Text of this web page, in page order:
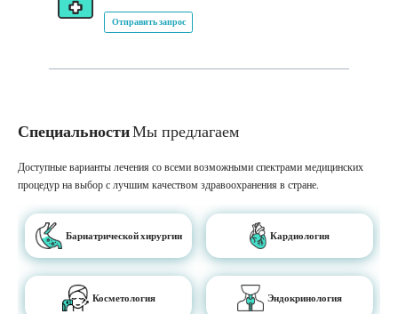
Отправить запрос
СпециальностиМы предлагаем
Доступные варианты лечения со всеми возможными спектрами медицинских
процедур на выбор с лучшим качеством здравоохранения в стране.
Бариатрической хирургии Кардиология
Косметология Эндокринология